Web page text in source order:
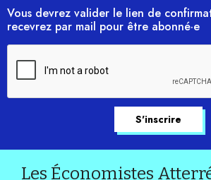
Vous devrez valider le lien de
recevrez par mail pour être abonné·e
Les Économistes